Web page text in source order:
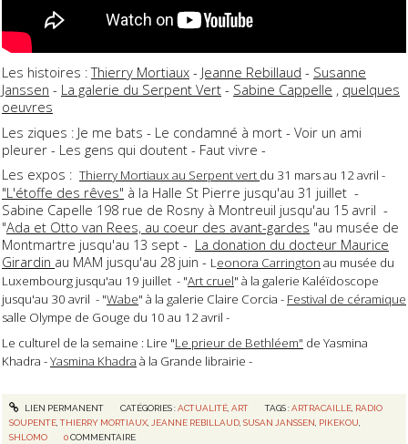
Les histoires :Thierry Mortiaux - Jeanne Rebillaud - Susanne
Janssen - La galerie du Serpent Vert - Sabine Cappelle , quelques
oeuvres
Les ziques : Je me bats - Le condamné à mort - Voir un ami
pleurer - Les gens qui doutent - Faut vivre -
Les expos : Thierry Mortiaux au Serpent vert du 31 mars au 12 avril -
"L'étoffe des rêves" à la Halle St Pierre jusqu'au 31 juillet -
Sabine Capelle 198 rue de Rosny à Montreuil jusqu'au 15 avril -
"Ada et Otto van Rees, au coeur des avant-gardes "au musée de
Montmartre jusqu'au 13 sept - La donation du docteur Maurice
Girardin au MAM jusqu'au 28 juin - Leonora Carrington au musée du
Luxembourg jusqu'au 19 juillet - "Art cruel" à la galerie Kaléïdoscope
jusqu'au 30 avril - "Wabe" à la galerie Claire Corcia - Festival de céramique
salle Olympe de Gouge du 10 au 12 avril -
Le culturel de la semaine : Lire "Le prieur de Bethléem" de Yasmina
Khadra -Yasmina Khadra à la Grande librairie -
LIEN PERMANENT CATÉGORIES :ACTUALITÉ, ART TAGS :ARTRACAILLE, RADIO
SOUPENTE,THIERRY MORTIAUX,JEANNE REBILLAUD,SUSAN JANSSEN, PIKEKOU,
SHLOMO
0 COMMENTAIRE